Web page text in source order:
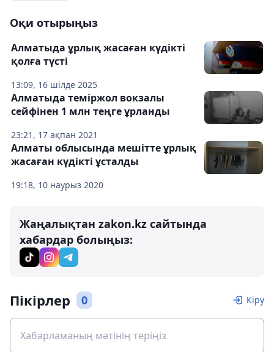
Оқи отырыңыз
13:09, 16 шілде 2025
Алматыда ұрлық жасаған күдікті
қолға түсті
23:21, 17 ақпан 2021
Алматыда теміржол вокзалы
сейфінен 1 млн теңге ұрланды
19:18, 10 наурыз 2020
Алматы облысында мешітте ұрлық
жасаған күдікті ұсталды
Жаңалықтан zakon.kz сайтында
хабардар болыңыз:
Пікірлер 0 Кіру